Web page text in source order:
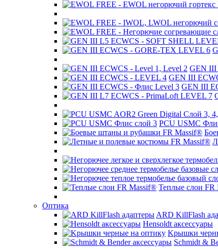
GEN III
GEN III
GEN III
PCU USMC
Теплые слои FR
Оптика
ARD KillFlash
Hensoldt аксессуары
Kрышки
Schmidt &
Если есть надпись "В корзину" - значит товар в наличии в
Защита покупок
Весь товар новый, контрактный, оригинальный.
Разгрузочно поясная система РПС
В нашем интернет-магазине Hunter-77 вы можете купить
Этот товар можно приобрести в Москве, либо заказать с
Характеристики
США
Написать отзыв